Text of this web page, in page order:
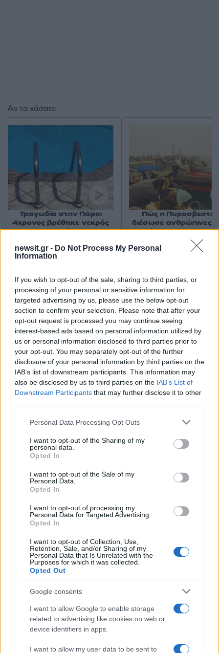
newsit.gr - Do Not Process My Personal
Information
If you wish to opt-out of the sale, sharing to third parties, or
processing of your personal or sensitive information for
targeted advertising by us, please use the below opt-out
section to confirm your selection. Please note that after your
opt-out request is processed you may continue seeing
interest-based ads based on personal information utilized by
us or personal information disclosed to third parties prior to
your opt-out. You may separately opt-out of the further
disclosure of your personal information by third parties on the
IAB’s list of downstream participants. This information may
also be disclosed by us to third parties on the IAB’s List of
Downstream Participants that may further disclose it to other
Please note that this website/app uses one or more Google
not limited to your visit or usage behaviour. You may click to
grant or deny consent to Google and its third-party tags to
use your data for below specified purposes in below Google
consent section.
Personal Data Processing Opt Outs
I want to opt-out of the Sharing of my
personal data.
Opted In
I want to opt-out of the Sale of my
Personal Data.
Opted In
I want to opt-out of processing my
Personal Data for Targeted Advertising.
Opted In
I want to opt-out of Collection, Use,
Retention, Sale, and/or Sharing of my
Personal Data that Is Unrelated with the
Purposes for which it was collected.
Opted Out
Google consents
I want to allow Google to enable storage
related to advertising like cookies on web or
device identifiers in apps.
I want to allow my user data to be sent to
Σχόλια
Σχολίασε εδώ
50 /50
2000 /2000
Όροι Χρήσης. Το site προστατεύεται από reCAPTCHA, ισχύουν
Πολιτική Απορρήτου
Τεχνολογία
ΚΑΜΕΡΑ
Share:
Ακολουθήστε το Νewsit.gr στοGoogle News
ενημερωθείτε πρώτοι για όλη την ειδησεογραφία και τα
τελευταία νέατης ημέρας
Αν τα χάσατε
Τραγωδία στην Πάρο:
4χρονος βρέθηκε νεκρός
σε πισίνα
Πώς η
διέσωσε ανθρώπινες
από την
φωτιά στην
– Πάνω από 250
Πιο δημοφιλή